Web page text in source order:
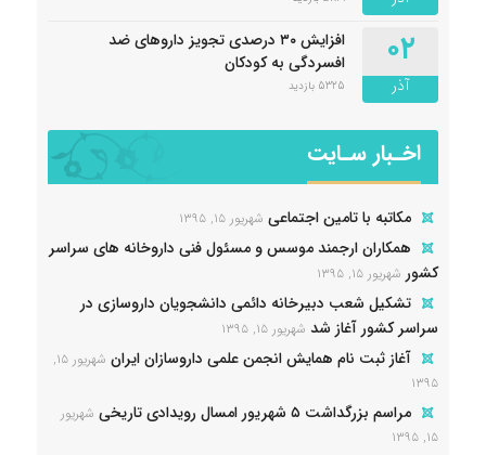
۰۲
آذر
افزایش ۳۰ درصدی تجویز داروهای ضد
افسردگی به کودکان
5325 بازدید
اخـبار سـایت
مکاتبه با تامین اجتماعی شهریور ۱۵, ۱۳۹۵
همکاران ارجمند موسس و مسئول فنی داروخانه های سراسر
کشور شهریور ۱۵, ۱۳۹۵
تشکیل شعب دبیرخانه دائمی دانشجویان داروسازی در
سراسر کشور آغاز شد شهریور ۱۵, ۱۳۹۵
آغاز ثبت نام همایش انجمن علمی داروسازان ایران
شهریور ۱۵,
۱۳۹۵
مراسم بزرگداشت ۵ شهریور امسال رویدادی تاریخی
شهریور
۱۵, ۱۳۹۵